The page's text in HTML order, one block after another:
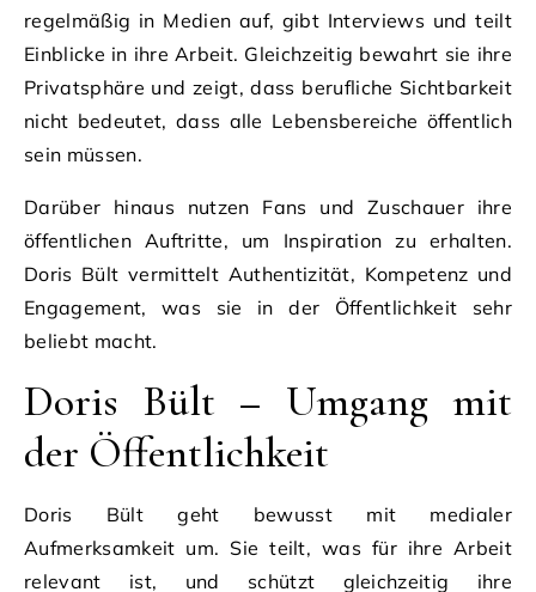
regelmäßig in Medien auf, gibt Interviews und teilt
Einblicke in ihre Arbeit. Gleichzeitig bewahrt sie ihre
Privatsphäre und zeigt, dass berufliche Sichtbarkeit
nicht bedeutet, dass alle Lebensbereiche öffentlich
sein müssen.
Darüber hinaus nutzen Fans und Zuschauer ihre
öffentlichen Auftritte, um Inspiration zu erhalten.
Doris Bült vermittelt Authentizität, Kompetenz und
Engagement, was sie in der Öffentlichkeit sehr
beliebt macht.
Doris Bült – Umgang mit
der Öffentlichkeit
Doris Bült geht bewusst mit medialer
Aufmerksamkeit um. Sie teilt, was für ihre Arbeit
relevant ist, und schützt gleichzeitig ihre